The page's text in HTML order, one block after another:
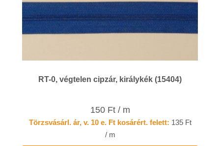
RT-0, végtelen cipzár, királykék (15404)
150 Ft / m
Törzsvásárl. ár, v. 10 e. Ft kosárért. felett: 135 Ft
/ m